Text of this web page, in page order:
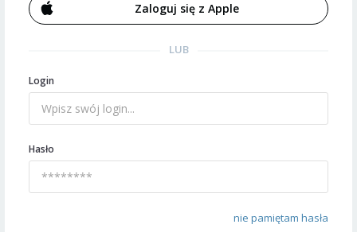
Zaloguj się z Apple
LUB
Login
Hasło
nie pamiętam hasła